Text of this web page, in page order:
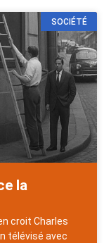
SOCIÉTÉ
la
croit Charles
télévisé avec